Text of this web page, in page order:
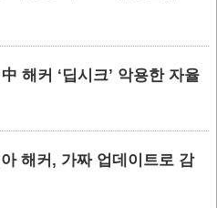
해커 ‘딥시크’ 악용한 자율
해커, 가짜 업데이트로 감